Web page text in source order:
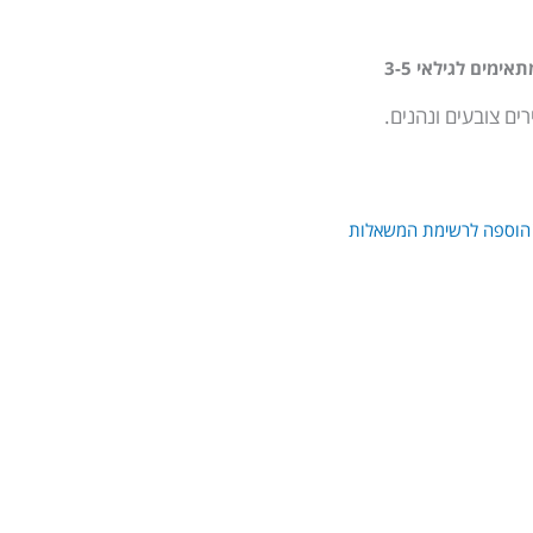
לגילאי 3-5
צובעים ונהנים.
הוספה לרשימת המשאלות